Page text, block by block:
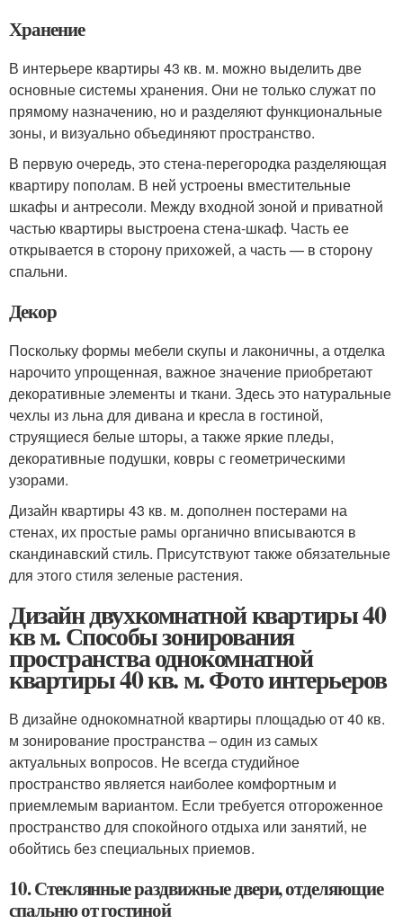
Хранение
В интерьере квартиры 43 кв. м. можно выделить две
основные системы хранения. Они не только служат по
прямому назначению, но и разделяют функциональные
зоны, и визуально объединяют пространство.
В первую очередь, это стена-перегородка разделяющая
квартиру пополам. В ней устроены вместительные
шкафы и антресоли. Между входной зоной и приватной
частью квартиры выстроена стена-шкаф. Часть ее
открывается в сторону прихожей, а часть — в сторону
спальни.
Декор
Поскольку формы мебели скупы и лаконичны, а отделка
нарочито упрощенная, важное значение приобретают
декоративные элементы и ткани. Здесь это натуральные
чехлы из льна для дивана и кресла в гостиной,
струящиеся белые шторы, а также яркие пледы,
декоративные подушки, ковры с геометрическими
узорами.
Дизайн квартиры 43 кв. м. дополнен постерами на
стенах, их простые рамы органично вписываются в
скандинавский стиль. Присутствуют также обязательные
для этого стиля зеленые растения.
Дизайн двухкомнатной квартиры 40
кв м. Способы зонирования
пространства однокомнатной
квартиры 40 кв. м. Фото интерьеров
В дизайне однокомнатной квартиры площадью от 40 кв.
м зонирование пространства – один из самых
актуальных вопросов. Не всегда студийное
пространство является наиболее комфортным и
приемлемым вариантом. Если требуется отгороженное
пространство для спокойного отдыха или занятий, не
обойтись без специальных приемов.
10. Стеклянные раздвижные двери, отделяющие
спальню от гостиной